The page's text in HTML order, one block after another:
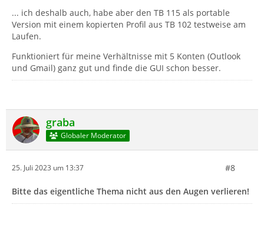
... ich deshalb auch, habe aber den TB 115 als portable
Version mit einem kopierten Profil aus TB 102 testweise am
Laufen.
Funktioniert für meine Verhältnisse mit 5 Konten (Outlook
und Gmail) ganz gut und finde die GUI schon besser.
graba
Globaler Moderator
25. Juli 2023 um 13:37 #8
Bitte das eigentliche Thema nicht aus den Augen verlieren!